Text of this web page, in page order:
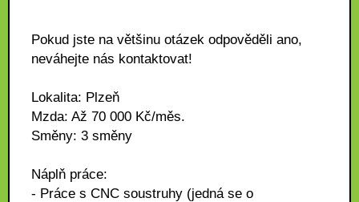
Pokud jste na většinu otázek odpověděli ano,
neváhejte nás kontaktovat!
Lokalita: Plzeň
Mzda: Až 70 000 Kč/měs.
Směny: 3 směny
Náplň práce:
- Práce s CNC soustruhy (jedná se o